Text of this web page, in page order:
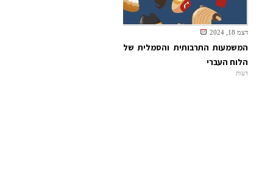
דצמ 18, 2024
המשמעות התרבותית והסמלית של
הלוח העברי
דעות